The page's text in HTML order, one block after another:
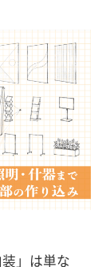
」は単な